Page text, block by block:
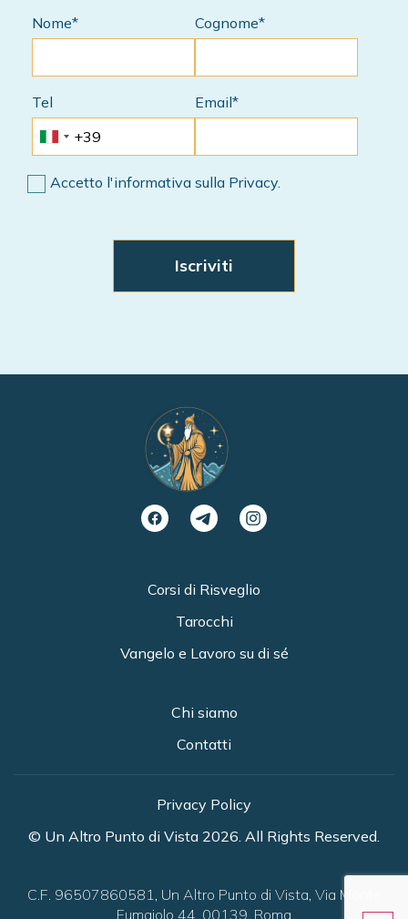
Nome* Cognome*
Tel Email*
Accetto l'informativa sulla Privacy.
Corsi di Risveglio
Tarocchi
Vangelo e Lavoro su di sé
Chi siamo
Contatti
© Un Altro Punto di Vista 2026. All Rights Reserved.
Privacy Policy
C.F. 96507860581, Un Altro Punto di Vista, Via Monte
Fumaiolo 44, 00139, Roma